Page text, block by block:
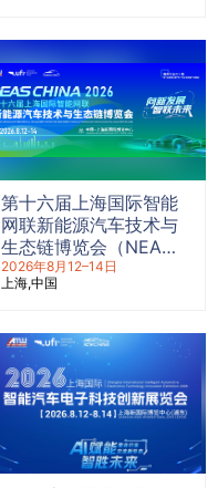
第十六届上海国际智能
网联新能源汽车技术与
生态链博览会（NEAS
CHINA 2026）
2026年8月12–14日
上海 中国